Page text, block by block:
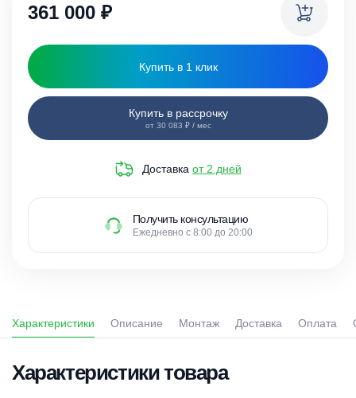
361 000 ₽
Купить в 1 клик
Купить в рассрочку
от 30 083 ₽ / мес
Доставка от 2 дней
Получить консультацию
Ежедневно с 8:00 до 20:00
Характеристики Описание Монтаж Доставка Оплата
Характеристики товара